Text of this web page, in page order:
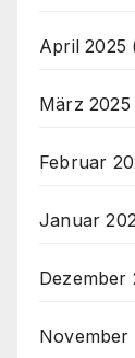
April 2025
März 2025
Februar
Januar
Dezember
November